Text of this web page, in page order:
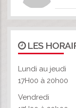
LES
Lundi au jeudi
17H00 à 20h00
Vendredi